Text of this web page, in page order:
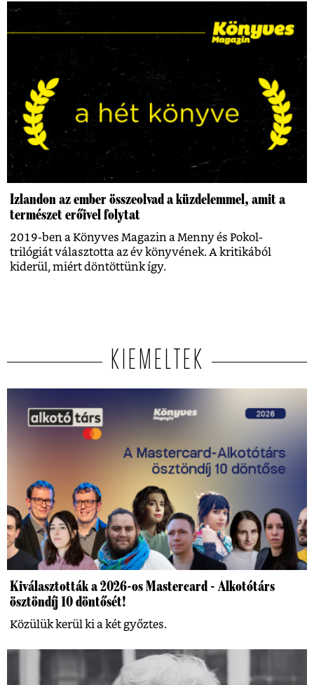
Izlandon az ember összeolvad a küzdelemmel, amit a
természet erőivel folytat
2019-ben a Könyves Magazin a Menny és Pokol-
trilógiát választotta az év könyvének. A kritikából
kiderül, miért döntöttünk így.
KIEMELTEK
Kiválasztották a 2026-os Mastercard - Alkotótárs
ösztöndíj 10 döntősét!
Közülük kerül ki a két győztes.